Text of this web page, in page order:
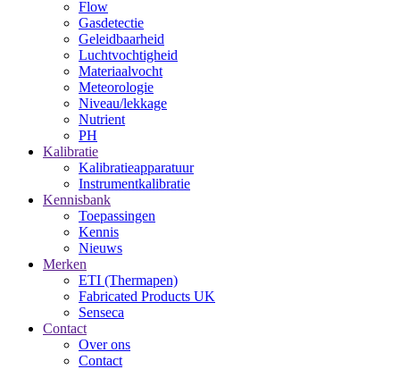
Flow
Gasdetectie
Geleidbaarheid
Luchtvochtigheid
Materiaalvocht
Meteorologie
Niveau/lekkage
Nutrient
PH
Kalibratie
Kalibratieapparatuur
Instrumentkalibratie
Kennisbank
Toepassingen
Kennis
Nieuws
Merken
ETI (Thermapen)
Fabricated Products UK
Senseca
Contact
Over ons
Contact